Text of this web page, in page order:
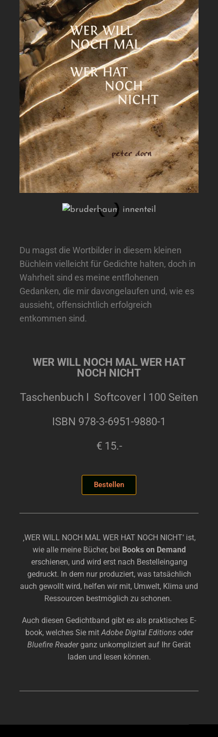
Du magst die Wortbilder in diesem kleinen
Büchlein vielleicht für Gedichte halten, doch in
Wahrheit sind es meine entflohenen
Gedanken, die mir davongelaufen und, wie es
aussieht, offensichtlich erfolgreich
entkommen sind.
WER WILL NOCH MAL WER HAT
NOCH NICHT
Taschenbuch I Softcover I 100 Seiten
ISBN 978-3-6951-9880-1
€ 15.-
Bestellen
‚WER WILL NOCH MAL WER HAT NOCH NICHT‘ ist,
wie alle meine Bücher, bei Books on Demand
erschienen, und wird erst nach Bestelleingang
gedruckt. In dem nur produziert, was tatsächlich
auch gewollt wird, helfen wir mit, Umwelt, Klima und
Ressourcen bestmöglich zu schonen.
Auch diesen Gedichtband gibt es als praktisches E-
book, welches Sie mitAdobe Digital Editionsoder
Bluefire Readerganz unkompliziert auf Ihr Gerät
laden und lesen können.